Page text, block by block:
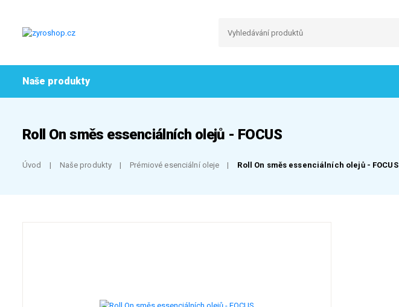
Naše produkty
Roll On směs essenciálních olejů - FOCUS
Úvod Naše produkty Prémiové esenciální oleje Roll On směs essenciálních olejů - FOCUS